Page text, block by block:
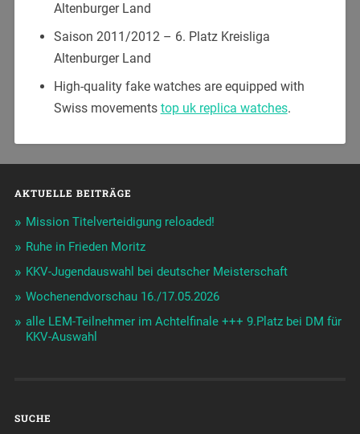
Altenburger Land
Saison 2011/2012 – 6. Platz Kreisliga
Altenburger Land
High-quality fake watches are equipped with
Swiss movements top uk replica watches.
AKTUELLE BEITRÄGE
Mission Titelverteidigung reloaded!
Ruhe in Frieden Moritz
KKV-Jugendauswahl bei deutscher Meisterschaft
Wochenendvorschau 16./17.05.2026
alle LEM-Teilnehmer im Achtelfinale +++ 9.Platz bei DM für
KKV-Auswahl
SUCHE